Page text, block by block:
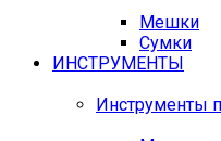
Мешки
Сумки
ИНСТРУМЕНТЫ
Инструменты